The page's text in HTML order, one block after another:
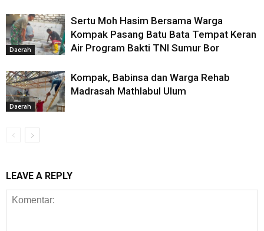
Daerah
Sertu Moh Hasim Bersama Warga
Kompak Pasang Batu Bata Tempat Keran
Air Program Bakti TNI Sumur Bor
Daerah
Kompak, Babinsa dan Warga Rehab
Madrasah Mathlabul Ulum
LEAVE A REPLY